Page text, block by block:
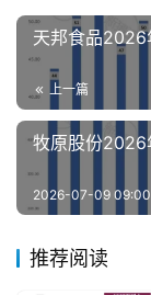
闻
分
析
报
告
天邦食品2026
上一篇
牧原股份2026
2026-07-09 09:00
推荐阅读